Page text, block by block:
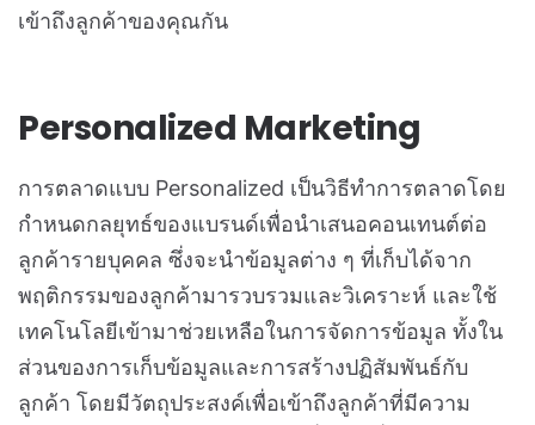
เข้าถึงลูกค้าของคุณกัน
Personalized Marketing
การตลาดแบบ Personalized เป็นวิธีทำการตลาดโดย
กำหนดกลยุทธ์ของแบรนด์เพื่อนำเสนอคอนเทนต์ต่อ
ลูกค้ารายบุคคล ซึ่งจะนำข้อมูลต่าง ๆ ที่เก็บได้จาก
พฤติกรรมของลูกค้ามารวบรวมและวิเคราะห์ และใช้
เทคโนโลยีเข้ามาช่วยเหลือในการจัดการข้อมูล ทั้งใน
ส่วนของการเก็บข้อมูลและการสร้างปฏิสัมพันธ์กับ
ลูกค้า โดยมีวัตถุประสงค์เพื่อเข้าถึงลูกค้าที่มีความ